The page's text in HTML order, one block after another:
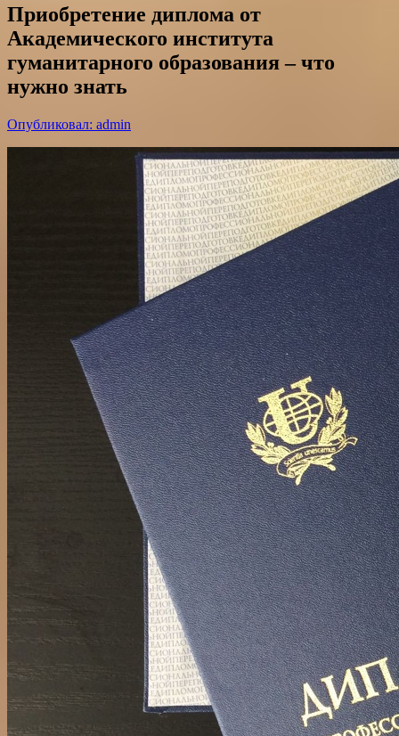
Приобретение диплома от
Академического института
гуманитарного образования – что
нужно знать
Опубликовал: admin